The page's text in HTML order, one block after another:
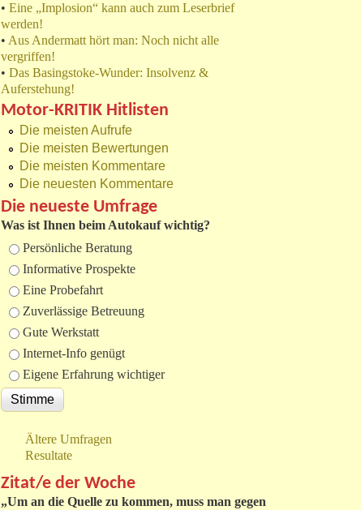
• Eine „Implosion“ kann auch zum Leserbrief
werden!
• Aus Andermatt hört man: Noch nicht alle
vergriffen!
• Das Basingstoke-Wunder: Insolvenz &
Auferstehung!
Motor-KRITIK Hitlisten
Die meisten Aufrufe
Die meisten Bewertungen
Die meisten Kommentare
Die neuesten Kommentare
Die neueste Umfrage
Was ist Ihnen beim Autokauf wichtig?
Auswahlmöglichkeiten
Persönliche Beratung
Informative Prospekte
Eine Probefahrt
Zuverlässige Betreuung
Gute Werkstatt
Internet-Info genügt
Eigene Erfahrung wichtiger
Ältere Umfragen
Resultate
Zitat/e der Woche
„Um an die Quelle zu kommen, muss man gegen